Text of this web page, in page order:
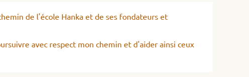
de l'école Hanka et de ses fondateurs et
avec respect mon chemin et d'aider ainsi ceux